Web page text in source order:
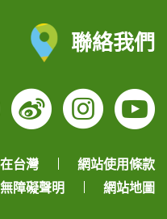
聯絡我們
Weibo
台灣
網站使用條款
無障礙聲明 網站地圖